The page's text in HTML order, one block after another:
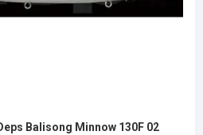
Balisong Minnow 130F 02